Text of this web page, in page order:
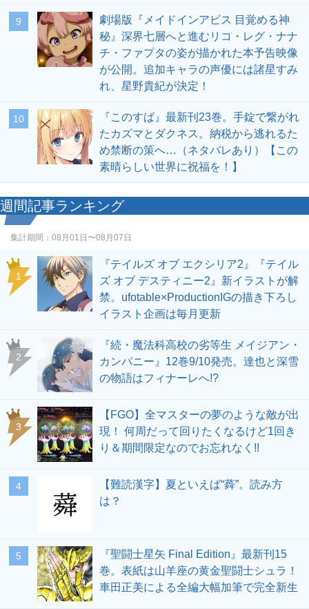
9
劇場版『メイドインアビス 目覚める神
秘』深界七層へと進むリコ・レグ・ナナ
チ・ファプタの姿が描かれた本予告映像
が公開。追加キャラの声優には諸星すみ
れ、星野貴紀が決定！
10
『このすば』最新刊23巻。手錠で繋がれ
たカズマとダクネス。納税から逃れるた
め禁断の策へ…（ネタバレあり）【この
素晴らしい世界に祝福を！】
週間記事ランキング
集計期間： 08月01日〜08月07日
1
『テイルズ オブ エクシリア2』『テイル
ズ オブ デスティニー2』新イラストが解
禁。ufotable×ProductionIGの描き下ろし
イラスト企画は毎月更新
2
『続・魔法科高校の劣等生 メイジアン・
カンパニー』12巻9/10発売。達也と深雪
の物語はフィナーレへ!?
3
【FGO】全マスターの夢のような敵が出
現！ 何周だって回りたくなるけど1回き
り＆期間限定なのでお忘れなく!!
4
【難読漢字】夏といえば“蕣”。読み方
は？
5
『聖闘士星矢 Final Edition』最新刊15
巻。表紙は山羊座の黄金聖闘士シュラ！
車田正美による全編大幅加筆で完全新生